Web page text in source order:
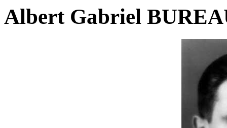
Albert Gabriel